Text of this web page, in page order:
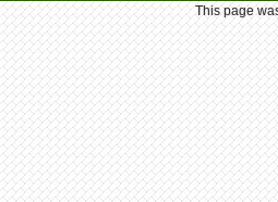
This page